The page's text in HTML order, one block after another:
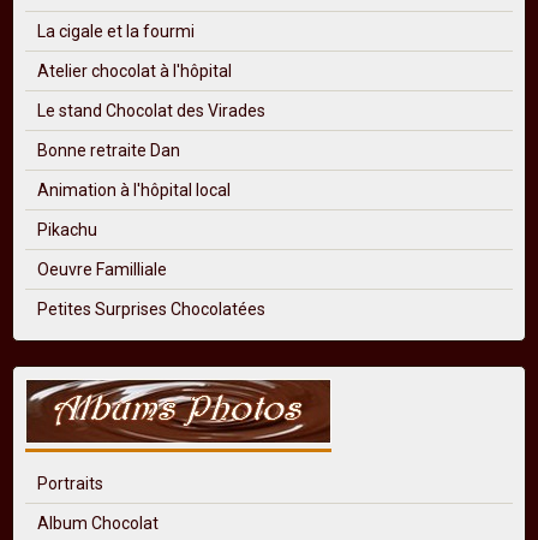
La cigale et la fourmi
Atelier chocolat à l'hôpital
Le stand Chocolat des Virades
Bonne retraite Dan
Animation à l'hôpital local
Pikachu
Oeuvre Familliale
Petites Surprises Chocolatées
Portraits
Album Chocolat